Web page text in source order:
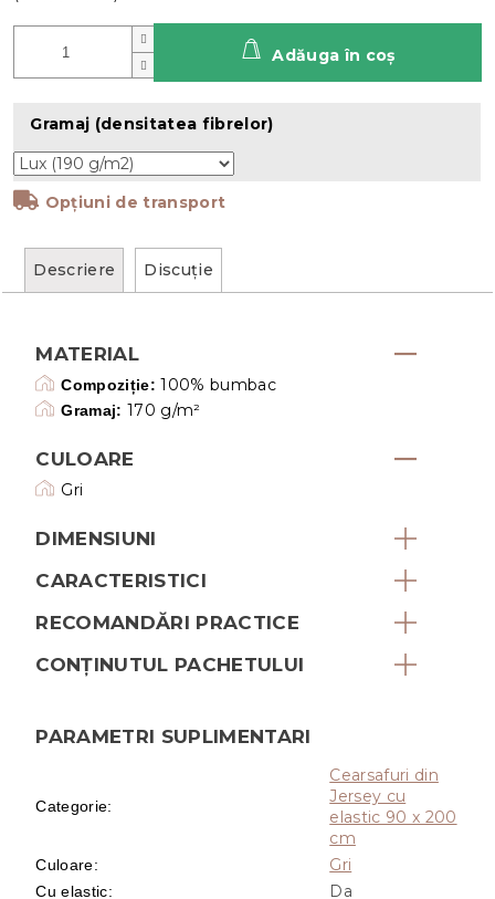
Gramaj (densitatea fibrelor)
Opțiuni de transport
Adăuga în coş
Descriere Discuţie
MATERIAL
Compoziție: 100% bumbac
Gramaj: 170 g/m²
CULOARE
Gri
DIMENSIUNI
CARACTERISTICI
RECOMANDĂRI PRACTICE
CONȚINUTUL PACHETULUI
PARAMETRI SUPLIMENTARI
Categorie:
Cearsafuri din
Jersey cu
elastic 90 x 200
cm
Culoare: Gri
Cu elastic: Da